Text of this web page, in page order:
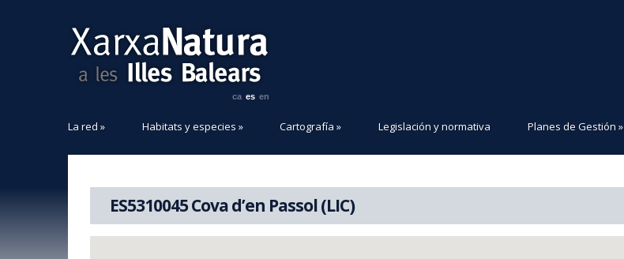
ca es en
La red » Habitats y especies » Cartografía » Legislación y normativa Planes de Gestión »
ES5310045 Cova d’en Passol (LIC)